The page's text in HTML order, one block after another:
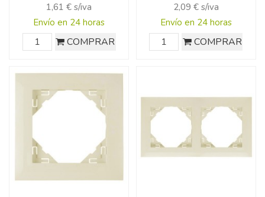
1,61 € s/iva
Envío en 24 horas
COMPRAR
2,09 € s/iva
Envío en 24 horas
COMPRAR